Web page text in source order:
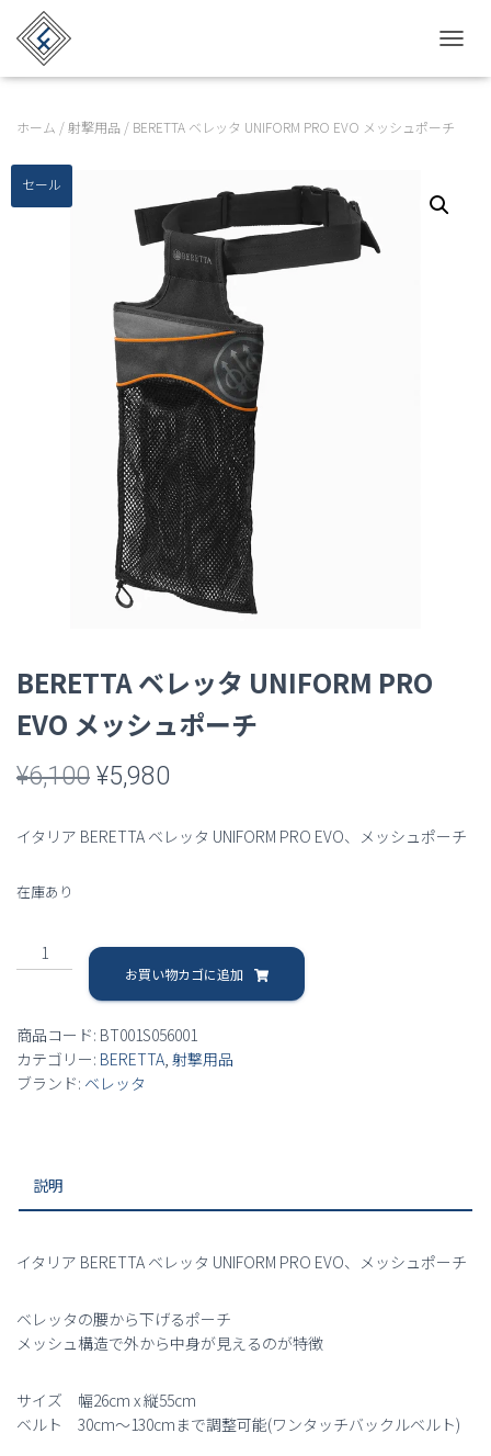
ホーム /射撃用品 / BERETTA ベレッタ UNIFORM PRO EVO メッシュポーチ
セール
BERETTA ベレッタ UNIFORM PRO
EVO メッシュポーチ
¥6,100 元
¥6,100
し
た。
¥5,980
は
で
イタリア BERETTA ベレッタ UNIFORM PRO EVO、メッシュポーチ
在庫あり
BERETTA
ベ
タ
UNIFORM
PRO
ュ
ー
個
お買い物カゴに追加
商品コード: BT001S056001
カテゴリー: BERETTA, 射撃用品
ブランド: ベレッタ
説明
イタリア BERETTA ベレッタ UNIFORM PRO EVO、メッシュポーチ
ベレッタの腰から下げるポーチ
メッシュ構造で外から中身が見えるのが特徴
サイズ 幅26cm x 縦55cm
ベルト 30cm～130cmまで調整可能(ワンタッチバックルベルト)